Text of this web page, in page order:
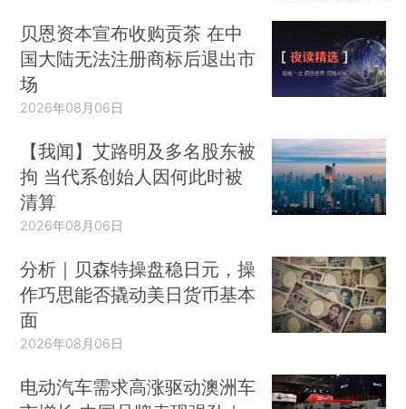
贝恩资本宣布收购贡茶 在中
国大陆无法注册商标后退出市
场
2026年08月06日
【我闻】艾路明及多名股东被
拘 当代系创始人因何此时被
清算
2026年08月06日
分析｜贝森特操盘稳日元，操
作巧思能否撬动美日货币基本
面
2026年08月06日
电动汽车需求高涨驱动澳洲车